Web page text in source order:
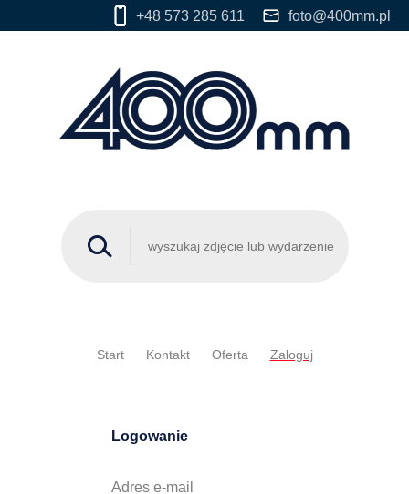
+48 573 285 611 foto@400mm.pl
Start Kontakt Oferta Zaloguj
Logowanie
Adres e-mail